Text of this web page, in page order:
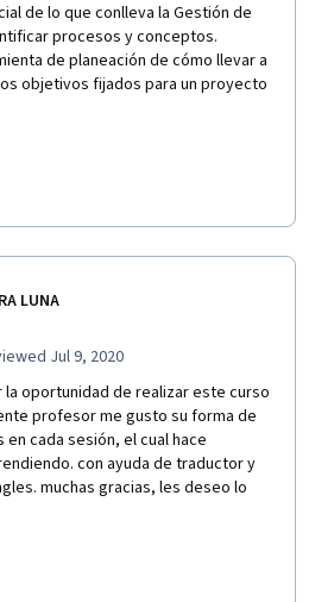
de lo que conlleva la Gestión de
procesos y conceptos.
de planeación de cómo llevar a
objetivos fijados para un proyecto
esta oportunidad !
LUNA
Jul 9, 2020
oportunidad de realizar este curso
profesor me gusto su forma de
cada sesión, el cual hace
con ayuda de traductor y
muchas gracias, les deseo lo